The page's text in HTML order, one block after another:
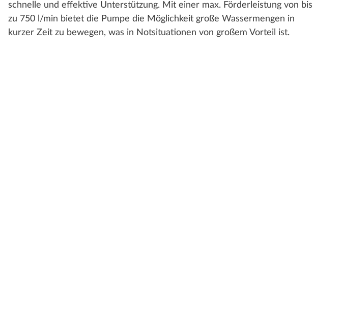
schnelle und effektive Unterstützung. Mit einer max. Förderleistung von bis
zu 750 l/min bietet die Pumpe die Möglichkeit große Wassermengen in
kurzer Zeit zu bewegen, was in Notsituationen von großem Vorteil ist.